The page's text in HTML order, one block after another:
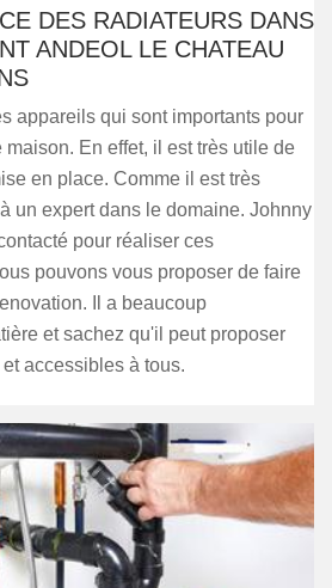
DES RADIATEURS DANS
ANDEOL LE CHATEAU
appareils qui sont importants pour
maison. En effet, il est très utile de
en place. Comme il est très
un expert dans le domaine. Johnny
pour réaliser ces
pouvons vous proposer de faire
Il a beaucoup
et sachez qu'il peut proposer
accessibles à tous.